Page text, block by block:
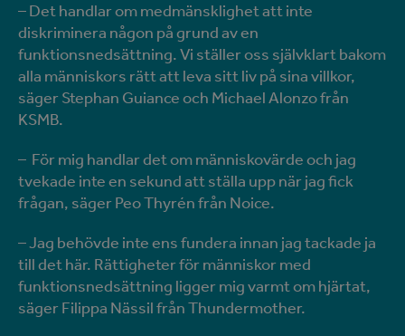
– Det handlar om medmänsklighet att inte
diskriminera någon på grund av en
funktionsnedsättning. Vi ställer oss självklart bakom
alla människors rätt att leva sitt liv på sina villkor,
säger Stephan Guiance och Michael Alonzo från
KSMB.
– För mig handlar det om människovärde och jag
tvekade inte en sekund att ställa upp när jag fick
frågan, säger Peo Thyrén från Noice.
– Jag behövde inte ens fundera innan jag tackade ja
till det här. Rättigheter för människor med
funktionsnedsättning ligger mig varmt om hjärtat,
säger Filippa Nässil från Thundermother.